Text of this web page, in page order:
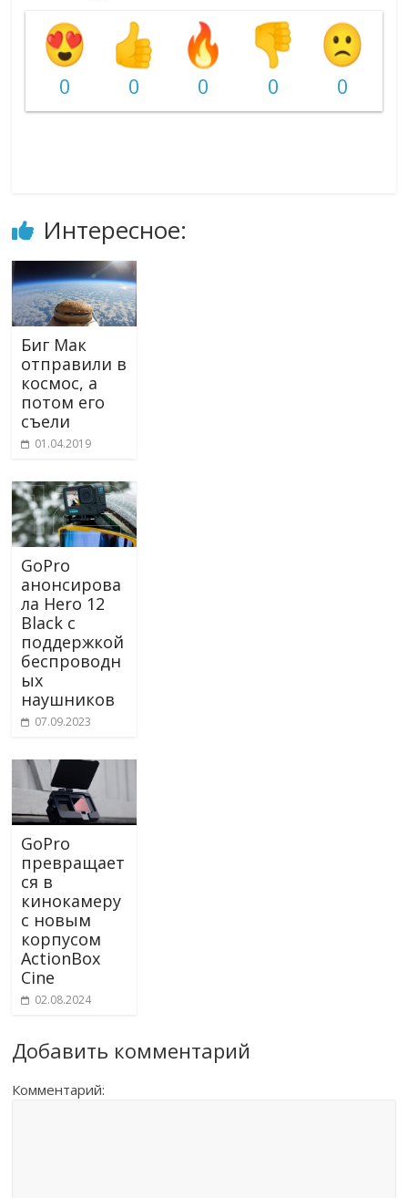
0 0 0 0 0
Интересное:
Биг Мак
отправили в
космос, а
потом его
съели
01.04.2019
GoPro
анонсирова
ла Hero 12
Black с
поддержкой
беспроводн
ых
наушников
07.09.2023
GoPro
превращает
ся в
кинокамеру
с новым
корпусом
ActionBox
Cine
02.08.2024
Добавить комментарий
Комментарий: